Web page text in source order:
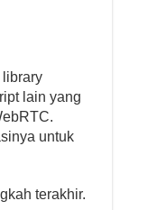
lain yang
untuk
terakhir.